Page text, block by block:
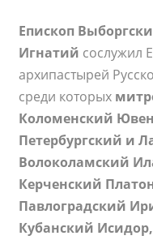
Епископ
Игнатий сослужил
архипастырей
среди которых
Коломенский
Петербургский и
Волоколамский
Керченский
Павлоградский
Кубанский